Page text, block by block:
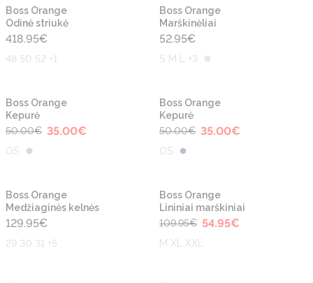
Boss Orange
Odinė striukė
418.95€
48 50 52 +1
Boss Orange
Marškinėliai
52.95€
S M L +3
-30%
Boss Orange
Kepurė
50.00€ 35.00€
OS
-30%
Boss Orange
Kepurė
50.00€ 35.00€
OS
Boss Orange
Medžiaginės kelnės
129.95€
29 30 31 +5
-50%
Boss Orange
Lininiai marškiniai
109.95€ 54.95€
M XL XXL
-50% -50%